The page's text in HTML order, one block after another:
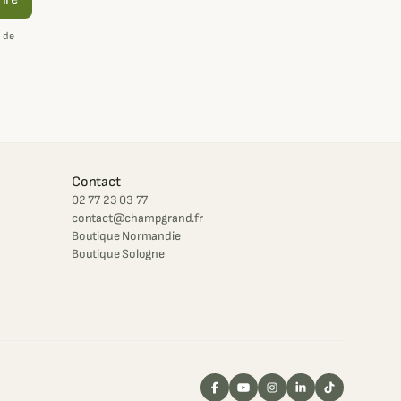
de
Contact
02 77 23 03 77
contact@champgrand.fr
Boutique Normandie
Boutique Sologne